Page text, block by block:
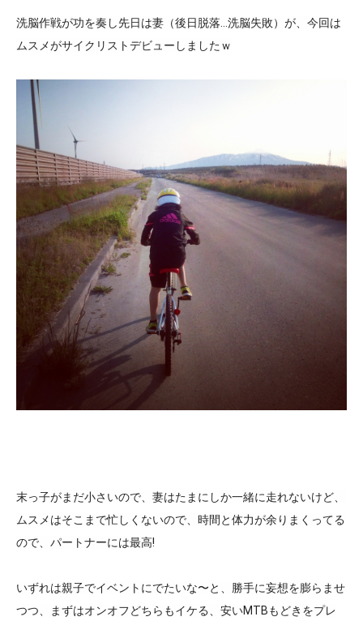
洗脳作戦が功を奏し先日は妻（後日脱落…洗脳失敗）が、今回は
ムスメがサイクリストデビューしましたｗ
末っ子がまだ小さいので、妻はたまにしか一緒に走れないけど、
ムスメはそこまで忙しくないので、時間と体力が余りまくってる
ので、パートナーには最高!
いずれは親子でイベントにでたいな〜と、勝手に妄想を膨らませ
つつ、まずはオンオフどちらもイケる、安いMTBもどきをプレ